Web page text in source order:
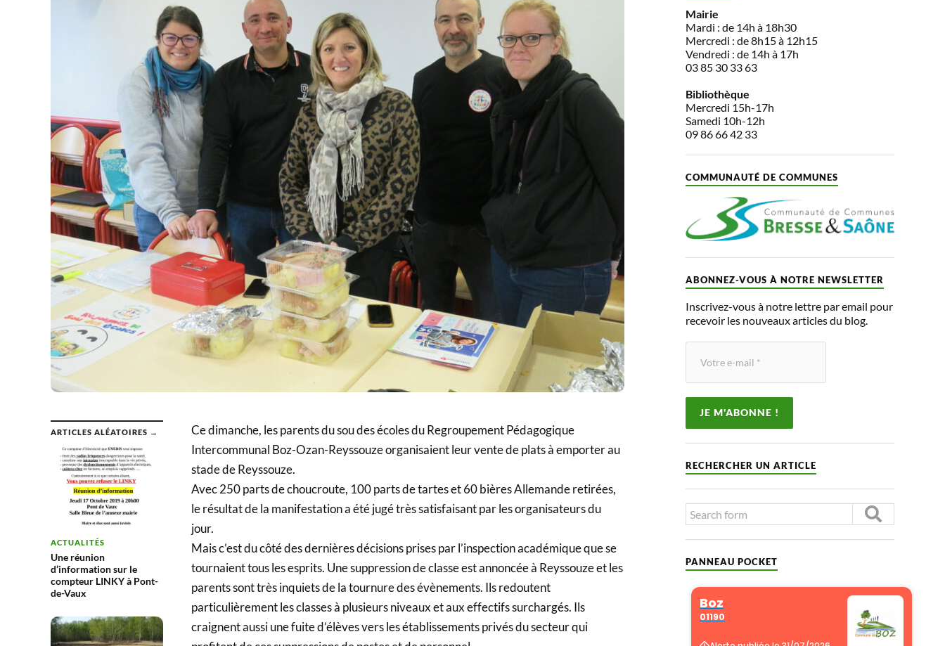
ARTICLES ALÉATOIRES →
ACTUALITÉS
Une réunion
d’information sur le
compteur LINKY à Pont-
de-Vaux
Ce dimanche, les parents du sou des écoles du Regroupement Pédagogique
Intercommunal Boz-Ozan-Reyssouze organisaient leur vente de plats à emporter au
stade de Reyssouze.
Avec 250 parts de choucroute, 100 parts de tartes et 60 bières Allemande retirées,
le résultat de la manifestation a été jugé très satisfaisant par les organisateurs du
jour.
Mais c’est du côté des dernières décisions prises par l’inspection académique que se
tournaient tous les esprits. Une suppression de classe est annoncée à Reyssouze et les
parents sont très inquiets de la tournure des évènements. Ils redoutent
particulièrement les classes à plusieurs niveaux et aux effectifs surchargés. Ils
craignent aussi une fuite d’élèves vers les établissements privés du secteur qui
Mairie
Mardi : de 14h à 18h30
Mercredi : de 8h15 à 12h15
Vendredi : de 14h à 17h
03 85 30 33 63
Bibliothèque
Mercredi 15h-17h
Samedi 10h-12h
09 86 66 42 33
COMMUNAUTÉ DE COMMUNES
ABONNEZ-VOUS À NOTRE NEWSLETTER
Inscrivez-vous à notre lettre par email pour
recevoir les nouveaux articles du blog.
RECHERCHER UN ARTICLE
PANNEAU POCKET